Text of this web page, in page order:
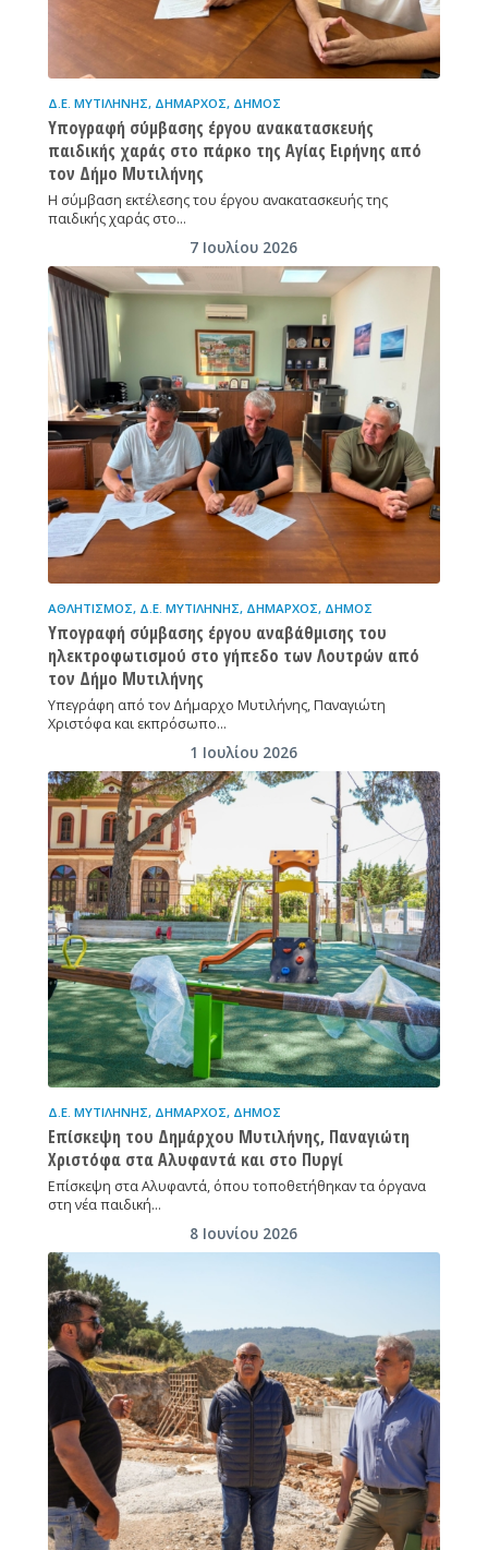
Δ.Ε. ΜΥΤΙΛΉΝΗΣ, ΔΉΜΑΡΧΟΣ, ΔΉΜΟΣ
Υπογραφή σύμβασης έργου ανακατασκευής
παιδικής χαράς στο πάρκο της Αγίας Ειρήνης από
τον Δήμο Μυτιλήνης
Η σύμβαση εκτέλεσης του έργου ανακατασκευής της
παιδικής χαράς στο…
7 Ιουλίου 2026
ΑΘΛΗΤΙΣΜΌΣ, Δ.Ε. ΜΥΤΙΛΉΝΗΣ, ΔΉΜΑΡΧΟΣ, ΔΉΜΟΣ
Υπογραφή σύμβασης έργου αναβάθμισης του
ηλεκτροφωτισμού στο γήπεδο των Λουτρών από
τον Δήμο Μυτιλήνης
Υπεγράφη από τον Δήμαρχο Μυτιλήνης, Παναγιώτη
Χριστόφα και εκπρόσωπο…
1 Ιουλίου 2026
Δ.Ε. ΜΥΤΙΛΉΝΗΣ, ΔΉΜΑΡΧΟΣ, ΔΉΜΟΣ
Επίσκεψη του Δημάρχου Μυτιλήνης, Παναγιώτη
Χριστόφα στα Αλυφαντά και στο Πυργί
Επίσκεψη στα Αλυφαντά, όπου τοποθετήθηκαν τα όργανα
στη νέα παιδική…
8 Ιουνίου 2026